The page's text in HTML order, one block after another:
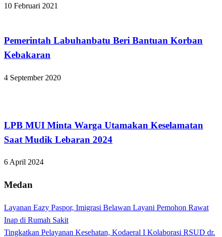
10 Februari 2021
Pemerintah Labuhanbatu Beri Bantuan Korban
Kebakaran
4 September 2020
LPB MUI Minta Warga Utamakan Keselamatan
Saat Mudik Lebaran 2024
6 April 2024
Medan
Layanan Eazy Paspor, Imigrasi Belawan Layani Pemohon Rawat
Inap di Rumah Sakit
Tingkatkan Pelayanan Kesehatan, Kodaeral I Kolaborasi RSUD dr.